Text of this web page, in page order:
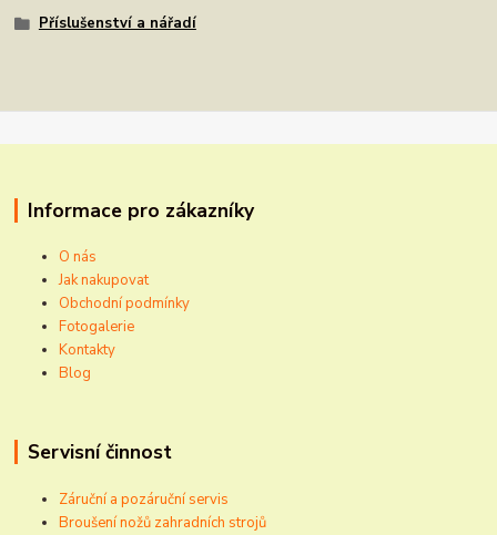
Příslušenství a nářadí
Informace pro zákazníky
O nás
Jak nakupovat
Obchodní podmínky
Fotogalerie
Kontakty
Blog
Servisní činnost
Záruční a pozáruční servis
Broušení nožů zahradních strojů